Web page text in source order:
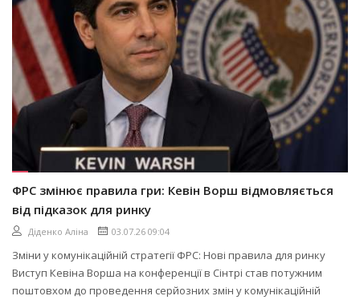
ФРС змінює правила гри: Кевін Ворш відмовляється
від підказок для ринку
Діденко Аліна 03.07.26 09:04
Зміни у комунікаційній стратегії ФРС: Нові правила для ринку
Виступ Кевіна Ворша на конференції в Сінтрі став потужним
поштовхом до проведення серйозних змін у комунікаційній